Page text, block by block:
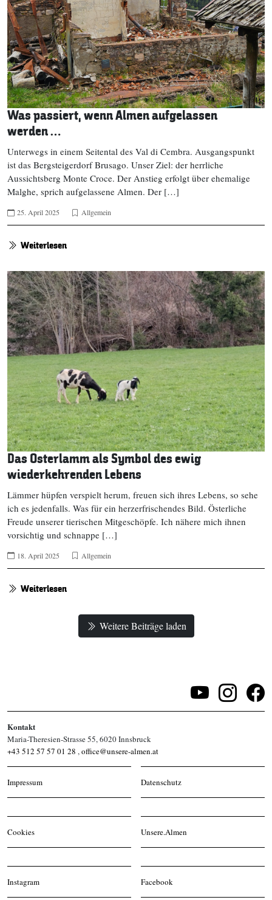
Was passiert, wenn Almen aufgelassen
werden …
Unterwegs in einem Seitental des Val di Cembra. Ausgangspunkt
ist das Bergsteigerdorf Brusago. Unser Ziel: der herrliche
Aussichtsberg Monte Croce. Der Anstieg erfolgt über ehemalige
Malghe, sprich aufgelassene Almen. Der […]
25. April 2025 Allgemein
Weiterlesen
Das Osterlamm als Symbol des ewig
wiederkehrenden Lebens
Lämmer hüpfen verspielt herum, freuen sich ihres Lebens, so sehe
ich es jedenfalls. Was für ein herzerfrischendes Bild. Österliche
Freude unserer tierischen Mitgeschöpfe. Ich nähere mich ihnen
vorsichtig und schnappe […]
18. April 2025 Allgemein
Weiterlesen
Weitere Beiträge laden
Kontakt
Maria-Theresien-Strasse 55, 6020 Innsbruck
+43 512 57 57 01 28 ,office@unsere-almen.at
Impressum Datenschutz
Cookies Unsere.Almen
Instagram Facebook